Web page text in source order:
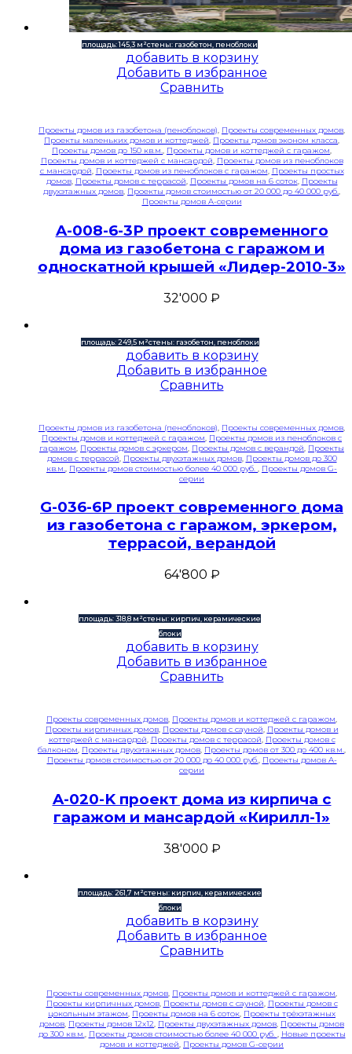
площадь: 145,3 м²стены: газобетон, пеноблоки
добавить в корзину
Добавить в избранное
Сравнить
Проекты домов из газобетона (пеноблоков), Проекты современных домов,
Проекты маленьких домов и коттеджей, Проекты домов эконом класса,
Проекты домов до 150 кв.м., Проекты домов и коттеджей с гаражом,
Проекты домов и коттеджей с мансардой, Проекты домов из пеноблоков
с мансардой, Проекты домов из пеноблоков с гаражом, Проекты простых
домов, Проекты домов с террасой, Проекты домов на 6 соток, Проекты
двухэтажных домов, Проекты домов стоимостью от 20 000 до 40 000 руб.,
Проекты домов A-серии
A-008-6-3P проект современного
дома из газобетона с гаражом и
односкатной крышей «Лидер-2010-3»
32'000 ₽
площадь: 249,5 м²стены: газобетон, пеноблоки
добавить в корзину
Добавить в избранное
Сравнить
Проекты домов из газобетона (пеноблоков), Проекты современных домов,
Проекты домов и коттеджей с гаражом, Проекты домов из пеноблоков с
гаражом, Проекты домов с эркером, Проекты домов с верандой, Проекты
домов с террасой, Проекты двухэтажных домов, Проекты домов до 300
кв.м., Проекты домов стоимостью более 40 000 руб. , Проекты домов G-
серии
G-036-6P проект современного дома
из газобетона с гаражом, эркером,
террасой, верандой
64'800 ₽
площадь: 318,8 м²стены: кирпич, керамические
блоки
добавить в корзину
Добавить в избранное
Сравнить
Проекты современных домов, Проекты домов и коттеджей с гаражом,
Проекты кирпичных домов, Проекты домов с сауной, Проекты домов и
коттеджей с мансардой, Проекты домов с террасой, Проекты домов с
балконом, Проекты двухэтажных домов, Проекты домов от 300 до 400 кв.м.,
Проекты домов стоимостью от 20 000 до 40 000 руб., Проекты домов A-
серии
A-020-K проект дома из кирпича с
гаражом и мансардой «Кирилл-1»
38'000 ₽
площадь: 261,7 м²стены: кирпич, керамические
блоки
добавить в корзину
Добавить в избранное
Сравнить
Проекты современных домов Проекты домов и коттеджей с гаражом
Проекты кирпичных домов, Проекты домов с сауной Проекты домов с
цокольным этажом Проекты домов на 6 соток Проекты трёхэтажных
домов Проекты домов 12x12 Проекты двухэтажных домов Проекты домов
до 300 кв.м.
Проекты домов стоимостью более 40 000 руб.
Новые проекты
домов и коттеджей Проекты домов G-серии